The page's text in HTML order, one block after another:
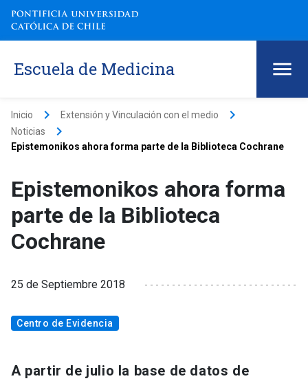
Escuela de Medicina
Inicio keyboard_arrow_right Extensión y Vinculación con el medio keyboard_arrow_right
Noticias keyboard_arrow_right
Epistemonikos ahora forma parte de la Biblioteca Cochrane
Epistemonikos ahora forma
parte de la Biblioteca
Cochrane
25 de Septiembre 2018
Centro de Evidencia
A partir de julio la base de datos de